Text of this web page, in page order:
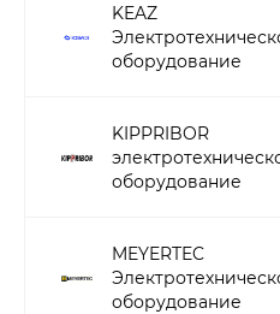
KEAZ
оборудование
KIPPRIBOR
оборудование
MEYERTEC
оборудование